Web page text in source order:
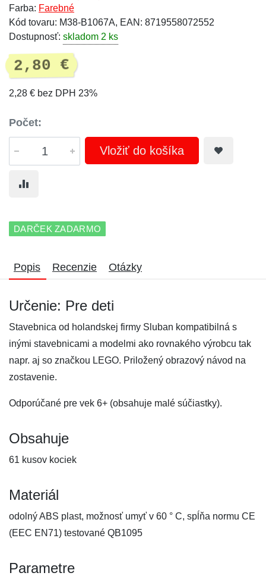
Farba: Farebné
Kód tovaru: M38-B1067A, EAN: 8719558072552
Dostupnosť: skladom 2 ks
2,80 €
2,28 € bez DPH 23%
Počet:
Vložiť do košíka
DARČEK ZADARMO
Popis Recenzie Otázky
Určenie: Pre deti
Stavebnica od holandskej firmy Sluban kompatibilná s
inými stavebnicami a modelmi ako rovnakého výrobcu tak
napr. aj so značkou LEGO. Priložený obrazový návod na
zostavenie.
Odporúčané pre vek 6+ (obsahuje malé súčiastky).
Obsahuje
61 kusov kociek
Materiál
odolný ABS plast, možnosť umyť v 60 ° C, spĺňa normu CE
(EEC EN71) testované QB1095
Parametre